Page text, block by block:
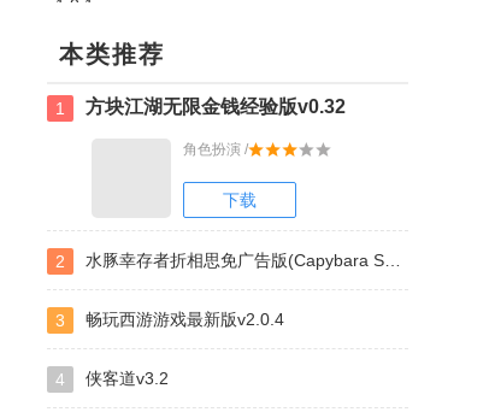
本类推荐
1 方块江湖无限金钱经验版v0.32
角色扮演 /
下载
2 水豚幸存者折相思免广告版(Capybara Survivor:Idle Battle)v1.0.13.01.02
3 畅玩西游游戏最新版v2.0.4
4 侠客道v3.2